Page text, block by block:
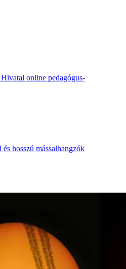
online pedagógus-
hosszú mássalhangzók